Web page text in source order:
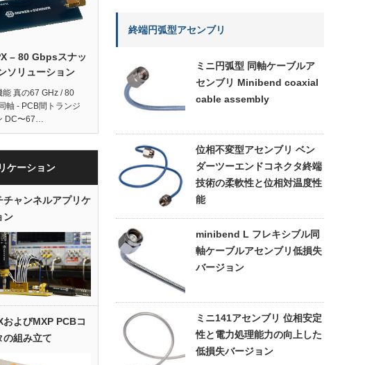
– 80 Gbpsスナッ
ソリューション
能 真の67 GHz / 80
軸 - PCB間トランジ
DC〜67…
ケーション
チャンネルアプリケ
ン
およびMXP PCBコ
の組み立て
終端円弧型アセンブリ
ミニ円弧型 同軸ケーブルア
センブリ Minibend coaxial
cable assembly
位相不変型アセンブリ ベン
ダーツーエンドコネクタ終端
技術の柔軟性と位相対温度性
能
minibend L フレキシブル同
軸ケーブルアセンブリ低損失
バージョン
ミニ141アセンブリ 位相安定
性と電力処理能力の向上した
低損失バージョン